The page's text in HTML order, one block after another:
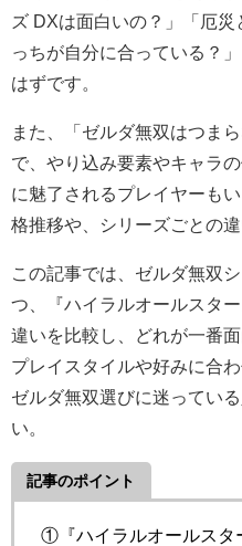
ズ DXは面白いの？」「厄
っちが自分に合っている？
はずです。
また、「ゼルダ無双はつま
で、やり込み要素やキャラ
に魅了されるプレイヤーも
格推移や、シリーズごとの
この記事では、ゼルダ無双
つ、『ハイラルオールスタ
違いを比較し、どれが一番
プレイスタイルや好みに合
ゼルダ無双選びに迷ってい
い。
記事のポイント
①『ハイラルオールスタ